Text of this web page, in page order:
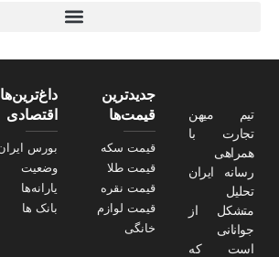
تیم میهن
تجارت با
همراهی
رسانه ایران
تحلیل
متشکل از
جوانانی
است که
جدیدترین
قیمت‌ها
قیمت سکه
قیمت طلا
قیمت نقره
قیمت لوازم
خانگی
اقتصادی
بورس
وضعیت
یارانه‌ها
بانک ها